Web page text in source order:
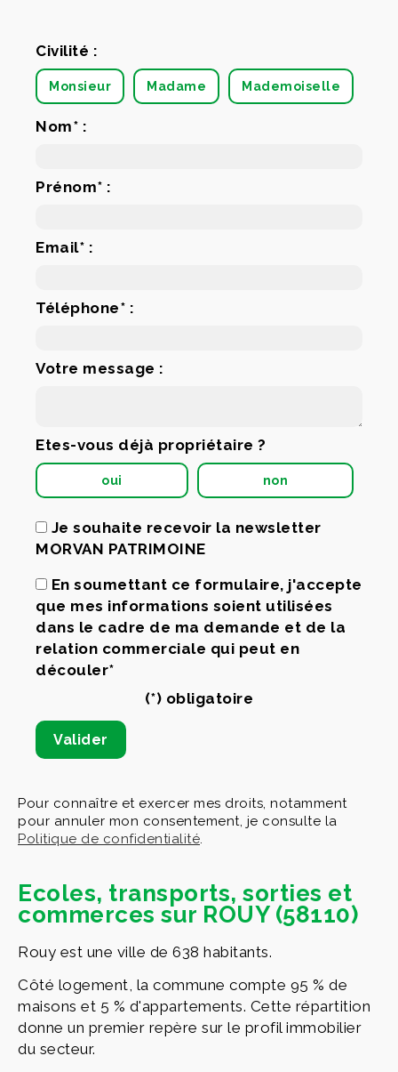
Civilité :
Monsieur Madame Mademoiselle
Nom* :
Prénom* :
Email* :
Téléphone* :
Votre message :
Etes-vous déjà propriétaire ?
oui non
Je souhaite recevoir la newsletter
MORVAN PATRIMOINE
En soumettant ce formulaire, j'accepte
que mes informations soient utilisées
dans le cadre de ma demande et de la
relation commerciale qui peut en
découler*
(*) obligatoire
Pour connaître et exercer mes droits, notamment
pour annuler mon consentement, je consulte la
Politique de confidentialité.
Ecoles, transports, sorties et
commerces sur ROUY (58110)
Rouy est une ville de 638 habitants.
Côté logement, la commune compte 95 % de
maisons et 5 % d'appartements. Cette répartition
donne un premier repère sur le profil immobilier
du secteur.